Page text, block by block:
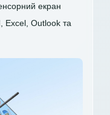
екран
Excel, Outlook та